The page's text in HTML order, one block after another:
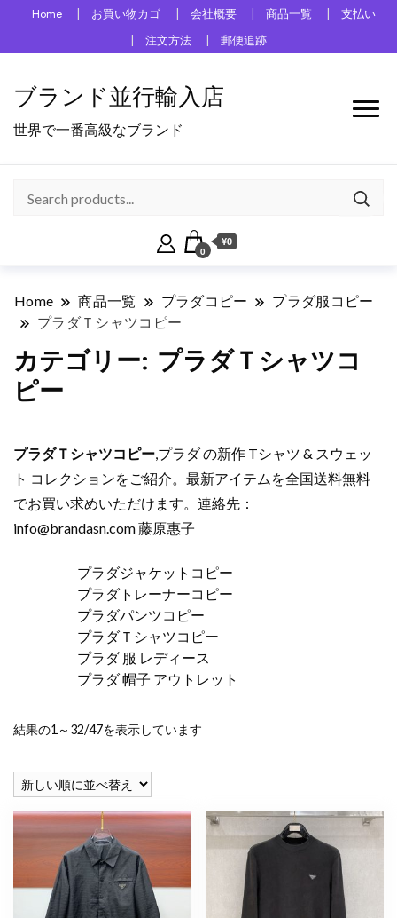
Home お買い物カゴ 会社概要 商品一覧
支払い
注文方法
郵便追跡
ブランド並行輸入店
世界で一番高級なブランド
0
¥0
Home 商品一覧 プラダコピー
プラダ服コピー
プラダＴシャツコピー
カテゴリー: プラダＴシャツコ
ピー
プラダＴシャツコピー,プラダ の新作 Tシャツ & スウェッ
ト コレクションをご紹介。最新アイテムを全国送料無料
でお買い求めいただけます。連絡先：
info@brandasn.com藤原惠子
プラダジャケットコピー
プラダトレーナーコピー
プラダパンツコピー
プラダＴシャツコピー
プラダ 服 レディース
プラダ 帽子 アウトレット
結果の1～32/47を表示しています